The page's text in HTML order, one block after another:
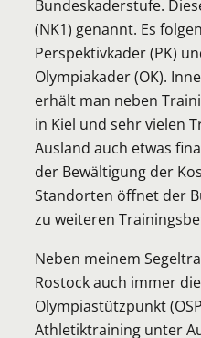
Bundeskaderstufe.
(NK1) genannt. Es
Perspektivkader (PK)
Olympiakader (OK).
erhält man neben
in Kiel und sehr vielen
Ausland auch etwas
der Bewältigung der
Standorten öffnet der
zu weiteren
Neben meinem
Rostock auch immer
Olympiastützpunkt
Athletiktraining unter